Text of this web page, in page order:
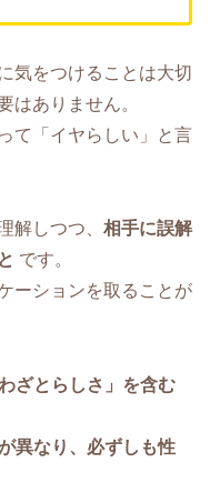
気をつけることは大切
はありません。
て「イヤらしい」と言
解しつつ、 相手に誤解
です。
ーションを取ることが
ざとらしさ」を含む
異なり、必ずしも性